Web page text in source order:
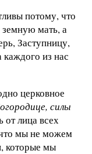
потому, что
земную мать, а
Заступницу,
из нас
церковное
силы
от лица всех
мы не можем
которые мы